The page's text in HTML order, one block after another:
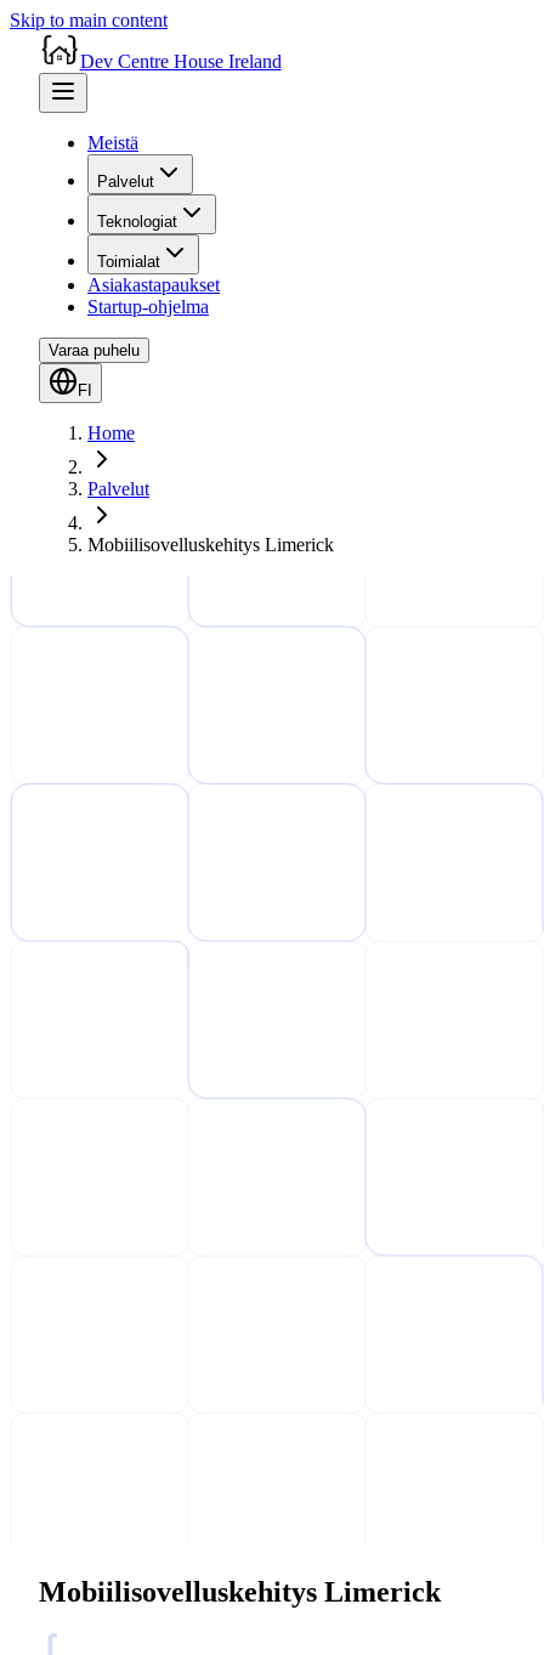
Skip to main content
Dev Centre House Ireland
Meistä
Palvelut
Teknologiat
Toimialat
Asiakastapaukset
Startup-ohjelma
Varaa puhelu
FI
Home
Palvelut
Mobiilisovelluskehitys Limerick
Mobiilisovelluskehitys Limerick